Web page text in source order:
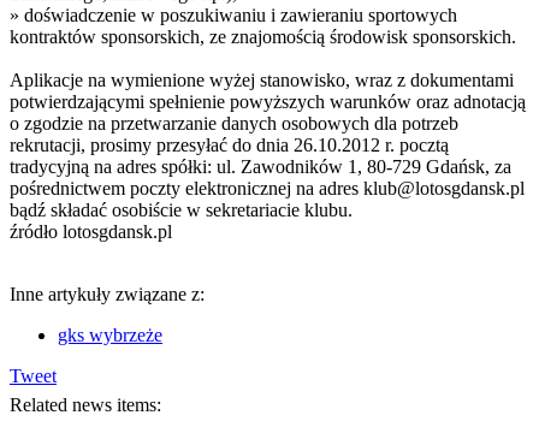
» doświadczenie w poszukiwaniu i zawieraniu sportowych
kontraktów sponsorskich, ze znajomością środowisk sponsorskich.
Aplikacje na wymienione wyżej stanowisko, wraz z dokumentami
potwierdzającymi spełnienie powyższych warunków oraz adnotacją
o zgodzie na przetwarzanie danych osobowych dla potrzeb
rekrutacji, prosimy przesyłać do dnia 26.10.2012 r. pocztą
tradycyjną na adres spółki: ul. Zawodników 1, 80-729 Gdańsk, za
pośrednictwem poczty elektronicznej na adres klub@lotosgdansk.pl
bądź składać osobiście w sekretariacie klubu.
źródło lotosgdansk.pl
Inne artykuły związane z:
gks wybrzeże
Tweet
Related news items: